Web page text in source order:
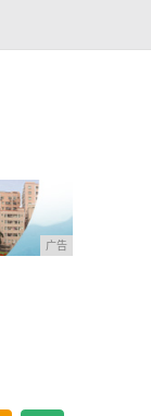
广告